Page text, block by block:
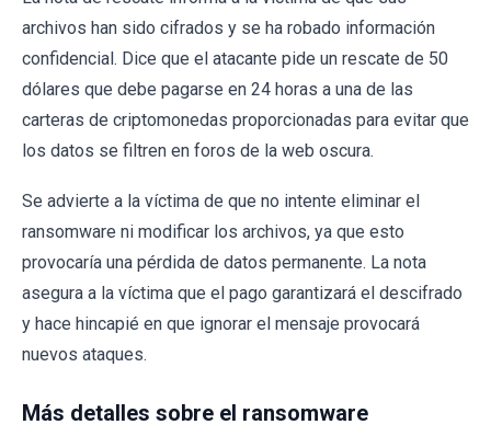
archivos han sido cifrados y se ha robado información
confidencial. Dice que el atacante pide un rescate de 50
dólares que debe pagarse en 24 horas a una de las
carteras de criptomonedas proporcionadas para evitar que
los datos se filtren en foros de la web oscura.
Se advierte a la víctima de que no intente eliminar el
ransomware ni modificar los archivos, ya que esto
provocaría una pérdida de datos permanente. La nota
asegura a la víctima que el pago garantizará el descifrado
y hace hincapié en que ignorar el mensaje provocará
nuevos ataques.
Más detalles sobre el ransomware